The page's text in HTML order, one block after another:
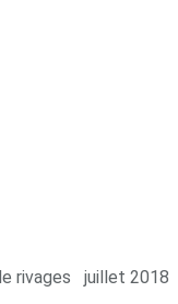
rivages juillet 2018